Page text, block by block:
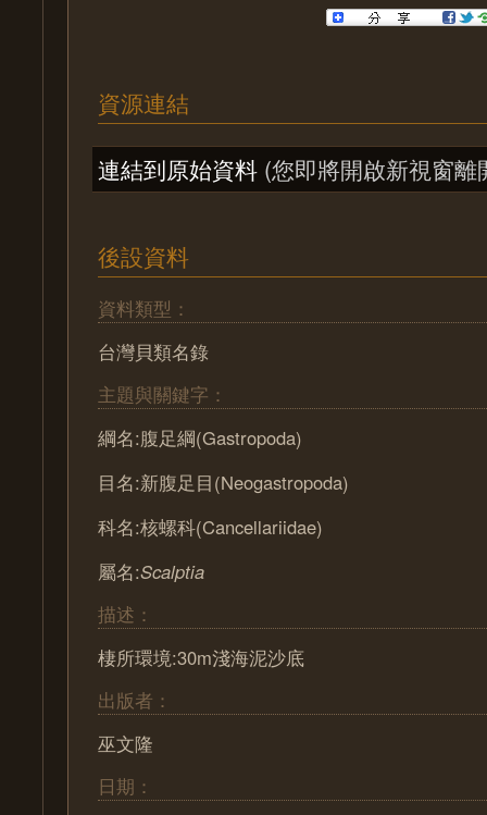
資源連結
連結到原始資料 (您即將開啟新視窗離
後設資料
資料類型：
台灣貝類名錄
主題與關鍵字：
綱名:腹足綱(Gastropoda)
目名:新腹足目(Neogastropoda)
科名:核螺科(Cancellariidae)
屬名:Scalptia
描述：
棲所環境:30m淺海泥沙底
出版者：
巫文隆
日期：